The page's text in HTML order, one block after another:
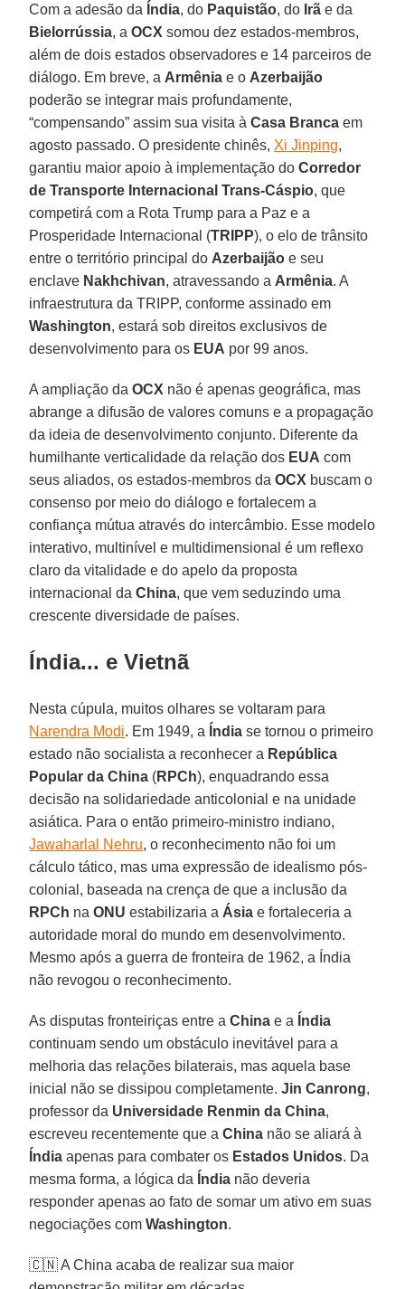
Com a adesão da Índia, do Paquistão, do Irã e da
Bielorrússia, aOCX somou dez estados-membros,
além de dois estados observadores e 14 parceiros de
diálogo. Em breve, a Armênia e o Azerbaijão
poderão se integrar mais profundamente,
“compensando” assim sua visita àCasa Branca em
agosto passado. O presidente chinês, Xi Jinping,
garantiu maior apoio à implementação doCorredor
de Transporte Internacional Trans-Cáspio, que
competirá com a Rota Trump para a Paz e a
Prosperidade Internacional (TRIPP), o elo de trânsito
entre o território principal do Azerbaijão e seu
enclave Nakhchivan, atravessando a Armênia. A
infraestrutura da TRIPP, conforme assinado em
Washington, estará sob direitos exclusivos de
desenvolvimento para os EUA por 99 anos.
A ampliação daOCX não é apenas geográfica, mas
abrange a difusão de valores comuns e a propagação
da ideia de desenvolvimento conjunto. Diferente da
humilhante verticalidade da relação dos EUA com
seus aliados, os estados-membros daOCX buscam o
consenso por meio do diálogo e fortalecem a
confiança mútua através do intercâmbio. Esse modelo
interativo, multinível e multidimensional é um reflexo
claro da vitalidade e do apelo da proposta
internacional daChina, que vem seduzindo uma
crescente diversidade de países.
Índia... e Vietnã
Nesta cúpula, muitos olhares se voltaram para
Narendra Modi. Em 1949, a Índia se tornou o primeiro
estado não socialista a reconhecer a República
Popular da China (RPCh), enquadrando essa
decisão na solidariedade anticolonial e na unidade
asiática. Para o então primeiro-ministro indiano,
Jawaharlal Nehru, o reconhecimento não foi um
cálculo tático, mas uma expressão de idealismo pós-
colonial, baseada na crença de que a inclusão da
RPCh naONU estabilizaria a Ásia e fortaleceria a
autoridade moral do mundo em desenvolvimento.
Mesmo após a guerra de fronteira de 1962, a Índia
não revogou o reconhecimento.
As disputas fronteiriças entre aChina e a Índia
continuam sendo um obstáculo inevitável para a
melhoria das relações bilaterais, mas aquela base
inicial não se dissipou completamente.Jin Canrong,
professor da Universidade Renmin da China,
escreveu recentemente que aChina não se aliará à
Índia apenas para combater os Estados Unidos. Da
mesma forma, a lógica da Índia não deveria
responder apenas ao fato de somar um ativo em suas
negociações comWashington.
🇨🇳 A China acaba de realizar sua maior